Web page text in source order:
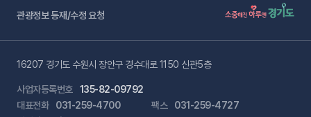
관광정보 등재/수정 요청
16207 경기도 수원시 장안구 경수대로 1150 신관5층
사업자등록번호
135-82-09792
대표전화
031-259-4700 팩스
031-259-4727